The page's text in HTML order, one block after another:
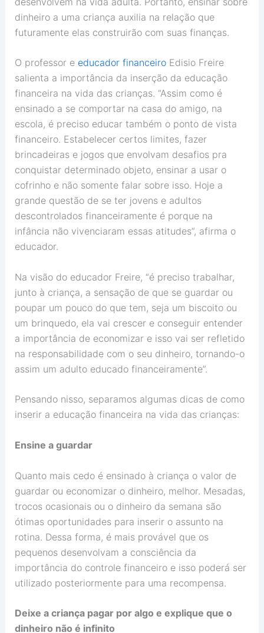
dinheiro a uma criança auxilia na relação que
futuramente elas construirão com suas finanças.
O professor e educador financeiroEdisio Freire
salienta a importância da inserção da educação
financeira na vida das crianças. “Assim como é
ensinado a se comportar na casa do amigo, na
escola, é preciso educar também o ponto de vista
financeiro. Estabelecer certos limites, fazer
brincadeiras e jogos que envolvam desafios pra
conquistar determinado objeto, ensinar a usar o
cofrinho e não somente falar sobre isso. Hoje a
grande questão de se ter jovens e adultos
descontrolados financeiramente é porque na
infância não vivenciaram essas atitudes”, afirma o
educador.
Na visão do educador Freire, “é preciso trabalhar,
junto à criança, a sensação de que se guardar ou
poupar um pouco do que tem, seja um biscoito ou
um brinquedo, ela vai crescer e conseguir entender
a importância de economizar e isso vai ser refletido
na responsabilidade com o seu dinheiro, tornando-o
assim um adulto educado financeiramente”.
Pensando nisso, separamos algumas dicas de como
inserir a educação financeira na vida das crianças:
Ensine a guardar
Quanto mais cedo é ensinado à criança o valor de
guardar ou economizar o dinheiro, melhor. Mesadas,
trocos ocasionais ou o dinheiro da semana são
ótimas oportunidades para inserir o assunto na
rotina. Dessa forma, é mais provável que os
pequenos desenvolvam a consciência da
importância do controle financeiro e isso poderá ser
utilizado posteriormente para uma recompensa.
Deixe a criança pagar por algo e explique que o
dinheiro não é infinito